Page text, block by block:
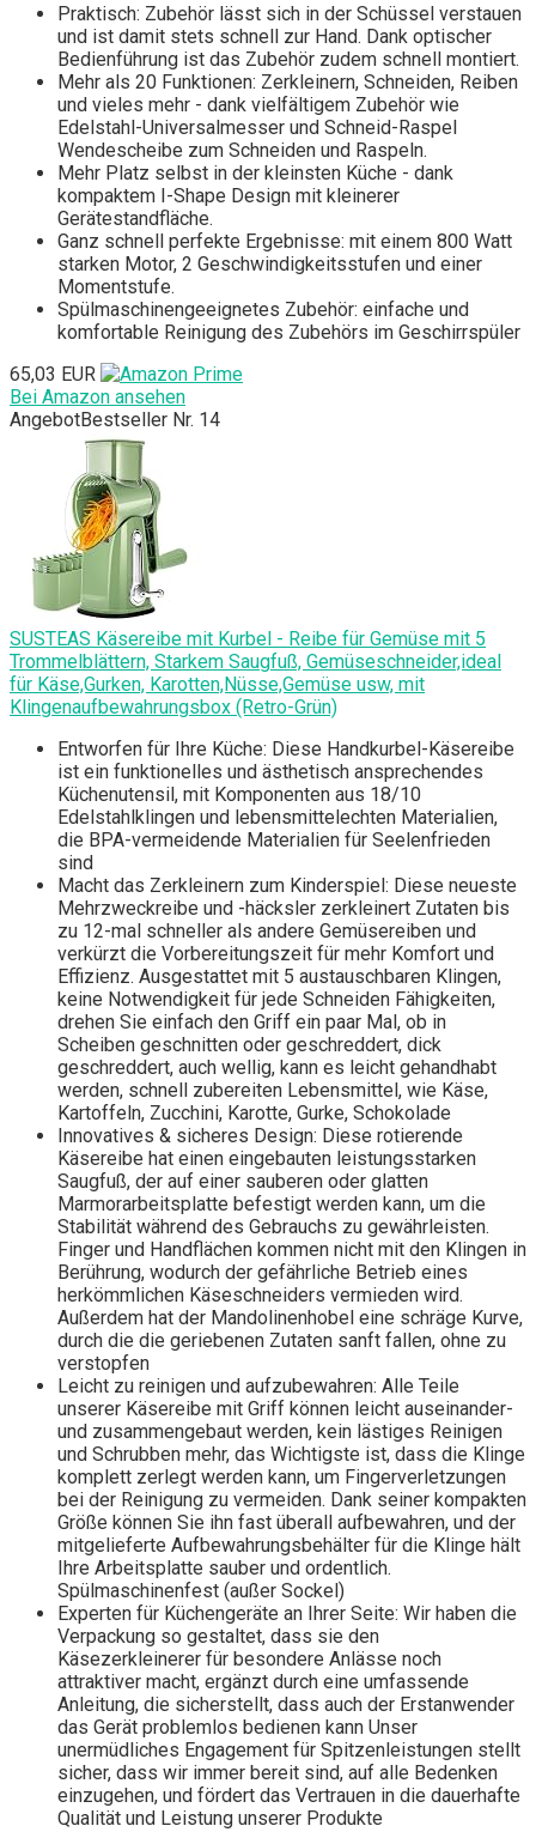
Praktisch: Zubehör lässt sich in der Schüssel verstauen
und ist damit stets schnell zur Hand. Dank optischer
Bedienführung ist das Zubehör zudem schnell montiert.
Mehr als 20 Funktionen: Zerkleinern, Schneiden, Reiben
und vieles mehr - dank vielfältigem Zubehör wie
Edelstahl-Universalmesser und Schneid-Raspel
Wendescheibe zum Schneiden und Raspeln.
Mehr Platz selbst in der kleinsten Küche - dank
kompaktem I-Shape Design mit kleinerer
Gerätestandfläche.
Ganz schnell perfekte Ergebnisse: mit einem 800 Watt
starken Motor, 2 Geschwindigkeitsstufen und einer
Momentstufe.
Spülmaschinengeeignetes Zubehör: einfache und
komfortable Reinigung des Zubehörs im Geschirrspüler
65,03 EUR
Bei Amazon ansehen
AngebotBestseller Nr. 14
SUSTEAS Käsereibe mit Kurbel - Reibe für Gemüse mit 5
Trommelblättern, Starkem Saugfuß, Gemüseschneider,ideal
für Käse,Gurken, Karotten,Nüsse,Gemüse usw, mit
Klingenaufbewahrungsbox (Retro-Grün)
Entworfen für Ihre Küche: Diese Handkurbel-Käsereibe
ist ein funktionelles und ästhetisch ansprechendes
Küchenutensil, mit Komponenten aus 18/10
Edelstahlklingen und lebensmittelechten Materialien,
die BPA-vermeidende Materialien für Seelenfrieden
sind
Macht das Zerkleinern zum Kinderspiel: Diese neueste
Mehrzweckreibe und -häcksler zerkleinert Zutaten bis
zu 12-mal schneller als andere Gemüsereiben und
verkürzt die Vorbereitungszeit für mehr Komfort und
Effizienz. Ausgestattet mit 5 austauschbaren Klingen,
keine Notwendigkeit für jede Schneiden Fähigkeiten,
drehen Sie einfach den Griff ein paar Mal, ob in
Scheiben geschnitten oder geschreddert, dick
geschreddert, auch wellig, kann es leicht gehandhabt
werden, schnell zubereiten Lebensmittel, wie Käse,
Kartoffeln, Zucchini, Karotte, Gurke, Schokolade
Innovatives & sicheres Design: Diese rotierende
Käsereibe hat einen eingebauten leistungsstarken
Saugfuß, der auf einer sauberen oder glatten
Marmorarbeitsplatte befestigt werden kann, um die
Stabilität während des Gebrauchs zu gewährleisten.
Finger und Handflächen kommen nicht mit den Klingen in
Berührung, wodurch der gefährliche Betrieb eines
herkömmlichen Käseschneiders vermieden wird.
Außerdem hat der Mandolinenhobel eine schräge Kurve,
durch die die geriebenen Zutaten sanft fallen, ohne zu
verstopfen
Leicht zu reinigen und aufzubewahren: Alle Teile
unserer Käsereibe mit Griff können leicht auseinander-
und zusammengebaut werden, kein lästiges Reinigen
und Schrubben mehr, das Wichtigste ist, dass die Klinge
komplett zerlegt werden kann, um Fingerverletzungen
bei der Reinigung zu vermeiden. Dank seiner kompakten
Größe können Sie ihn fast überall aufbewahren, und der
mitgelieferte Aufbewahrungsbehälter für die Klinge hält
Ihre Arbeitsplatte sauber und ordentlich.
Spülmaschinenfest (außer Sockel)
Experten für Küchengeräte an Ihrer Seite: Wir haben die
Verpackung so gestaltet, dass sie den
Käsezerkleinerer für besondere Anlässe noch
attraktiver macht, ergänzt durch eine umfassende
Anleitung, die sicherstellt, dass auch der Erstanwender
das Gerät problemlos bedienen kann Unser
unermüdliches Engagement für Spitzenleistungen stellt
sicher, dass wir immer bereit sind, auf alle Bedenken
einzugehen, und fördert das Vertrauen in die dauerhafte
Qualität und Leistung unserer Produkte